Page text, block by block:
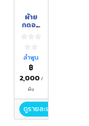
ผ้าย
กดอก
ลำพูน
฿
2,000 /
ผืน
ดูรายละเอียด